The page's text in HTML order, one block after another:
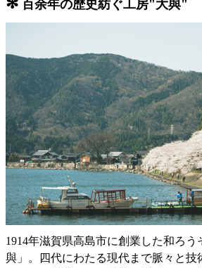
✻ 百余年の歴史紡ぐ工房"大與"
1914年滋賀県高島市に創業した和ろう
與」。四代にわたる現代まで脈々と技